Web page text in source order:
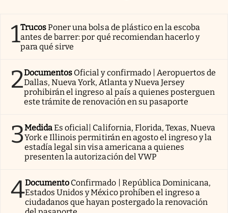
1TrucosPoner una bolsa de plástico en la escoba
antes de barrer: por qué recomiendan hacerlo y
para qué sirve
2Documentos Oficial y confirmado | Aeropuertos de
Dallas, Nueva York, Atlanta y Nueva Jersey
prohibirán el ingreso al país a quienes posterguen
este trámite de renovación en su pasaporte
3MedidaEs oficial| California, Florida, Texas, Nueva
York e Illinois permitirán en agosto el ingreso y la
estadía legal sin visa americana a quienes
presenten la autorización del VWP
4Documento Confirmado | República Dominicana,
Estados Unidos y México prohíben el ingreso a
ciudadanos que hayan postergado la renovación